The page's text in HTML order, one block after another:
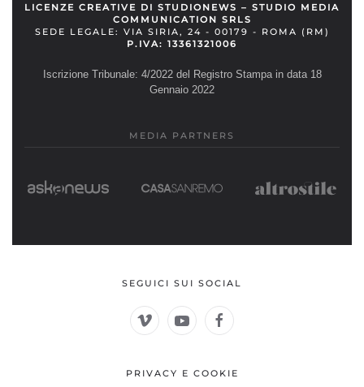
LICENZE CREATIVE DI STUDIONEWS – STUDIO MEDIA
COMMUNICATION SRLS
SEDE LEGALE: VIA SIRIA, 24 - 00179 - ROMA (RM)
P.IVA: 13361321006
Iscrizione Tribunale: 4/2022 del Registro Stampa in data 18
Gennaio 2022
MEDIA PARTNERS
SEGUICI SUI SOCIAL
PRIVACY E COOKIE